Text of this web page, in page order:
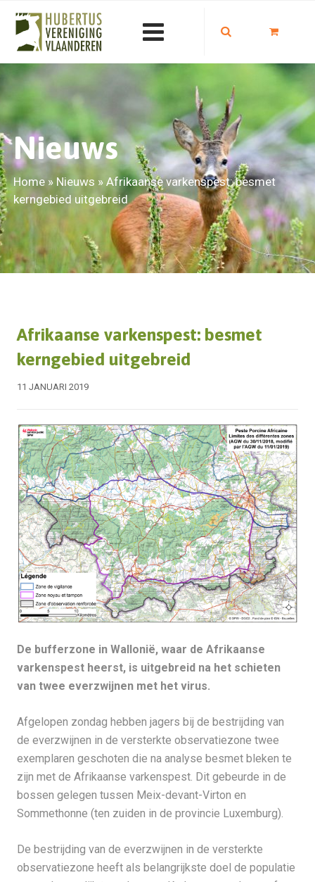
Nieuws
Home» Nieuws »Afrikaanse varkenspest: besmet
kerngebied uitgebreid
Afrikaanse varkenspest: besmet
kerngebied uitgebreid
11 JANUARI 2019
De bufferzone in Wallonië, waar de Afrikaanse
varkenspest heerst, is uitgebreid na het schieten
van twee everzwijnen met het virus.
Afgelopen zondag hebben jagers bij de bestrijding van
de everzwijnen in de versterkte observatiezone twee
exemplaren geschoten die na analyse besmet bleken te
zijn met de Afrikaanse varkenspest. Dit gebeurde in de
bossen gelegen tussen Meix-devant-Virton en
Sommethonne (ten zuiden in de provincie Luxemburg).
De bestrijding van de everzwijnen in de versterkte
observatiezone heeft als belangrijkste doel de populatie